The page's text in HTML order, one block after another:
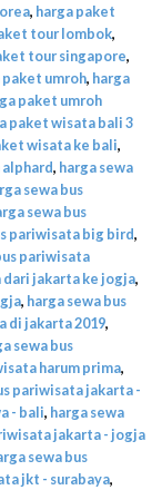
, harga paket
tour lombok,
tour singapore,
paket umroh, harga
paket umroh
paket wisata bali 3
wisata ke bali,
alphard, harga sewa
sewa bus
sewa bus
pariwisata big bird,
pariwisata
dari jakarta ke jogja,
, harga sewa bus
di jakarta 2019,
sewa bus
harum prima,
pariwisata jakarta -
- bali, harga sewa
jakarta - jogja
sewa bus
jkt - surabaya,